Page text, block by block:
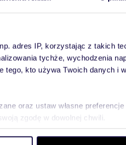
adres IP, korzystając z takich
tychże, wychodzenia
tego, kto używa Twoich danych i
oraz ustaw własne preferencje
zgodę w dowolnej chwili.